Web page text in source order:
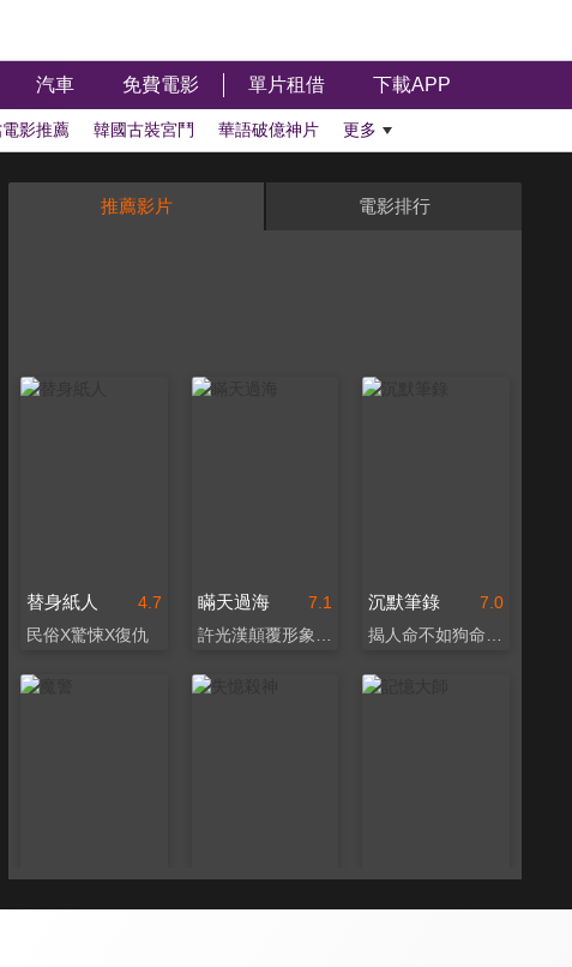
汽車 免費電影 單片租借 下載APP
影推薦 韓國古裝宮鬥 華語破億神片 更多
推薦影片 電影排行
4.7
替身紙人
民俗X驚悚X復仇
7.1
瞞天過海
許光漢顛覆形象演反派
7.0
沉默筆錄
揭人命不如狗命腐敗真相